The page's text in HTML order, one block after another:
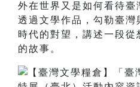
外在世界又是如何看待臺
透過文學作品，勾勒臺灣
時代的對望，講述一段
的故事。